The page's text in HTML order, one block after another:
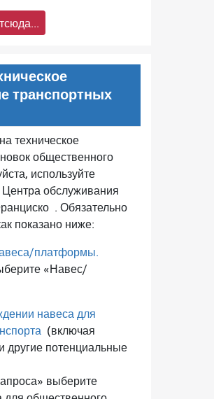
транспортных
техническое
общественного
используйте
обслуживания
. Обязательно
показано ниже:
платформы.
«Навес/
навеса для
(включая
другие потенциальные
выберите